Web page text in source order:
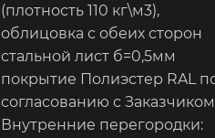
(плотность 110 кг\м3),
облицовка с обеих сторон
стальной лист б=0,5мм
покрытие Полиэстер RAL
согласованию с Заказчиком
Внутренние перегородки: